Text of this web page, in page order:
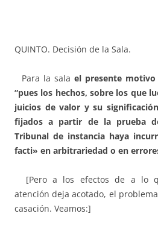
QUINTO. Decisión de la Sala.
Para la sala el presente motivo
“pues los hechos, sobre los que
juicios de valor y su
fijados a partir de la prueba
Tribunal de instancia haya
facti» en arbitrariedad o en
[Pero a los efectos de a lo
atención deja acotado, el
casación. Veamos:]